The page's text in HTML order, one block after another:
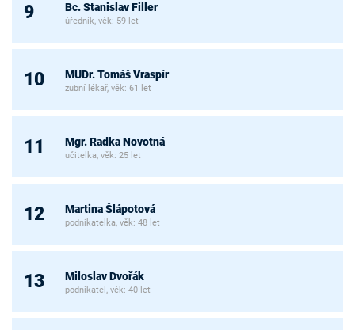
9 Bc. Stanislav Filler
úředník, věk: 59 let
10 MUDr. Tomáš Vraspír
zubní lékař, věk: 61 let
11 Mgr. Radka Novotná
učitelka, věk: 25 let
12 Martina Šlápotová
podnikatelka, věk: 48 let
13 Miloslav Dvořák
podnikatel, věk: 40 let